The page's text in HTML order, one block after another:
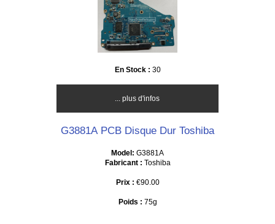
En Stock : 30
... plus d'infos
G3881A PCB Disque Dur Toshiba
Model: G3881A
Fabricant : Toshiba
Prix : €90.00
Poids : 75g